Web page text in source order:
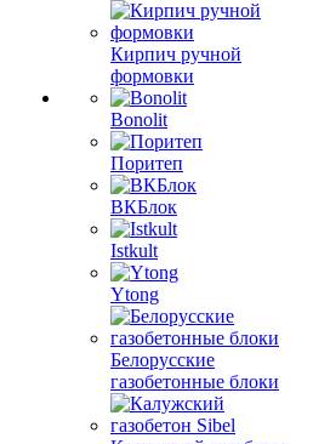
Кирпич ручной
формовки
Bonolit
Поритеп
ВКБлок
Istkult
Ytong
Белорусские
газобетонные блоки